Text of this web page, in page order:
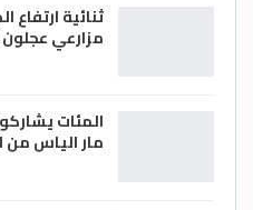
ثنائية
مزارعي
المئات
مار الياس من